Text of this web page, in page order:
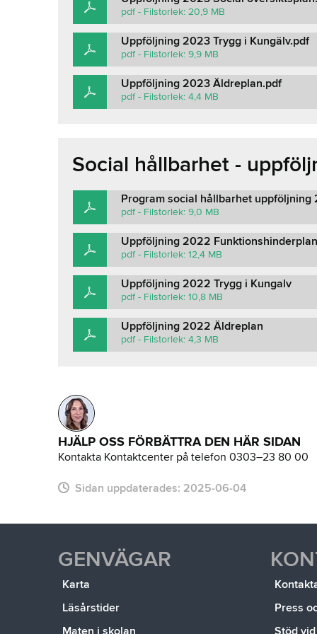
pdf - Filstorlek: 20,9 MB
Uppföljning 2023 Trygg i Kungälv.pdf
pdf - Filstorlek: 9,9 MB
Uppföljning 2023 Äldreplan.pdf
pdf - Filstorlek: 4,4 MB
Social hållbarhet -
Program social hållbarhet uppföljning
pdf - Filstorlek: 9,0 MB
Uppföljning 2022 Funktionshinderplan
pdf - Filstorlek: 12,4 MB
Uppföljning 2022 Trygg i Kungalv
pdf - Filstorlek: 10,8 MB
Uppföljning 2022 Äldreplan
pdf - Filstorlek: 4,3 MB
HJÄLP OSS FÖRBÄTTRA DEN HÄR SIDAN
Kontakta Kontaktcenter på telefon 0303–23 80 00
Sidan uppdaterades: 2025-06-04
GENVÄGAR
Karta
Läsårstider
Press